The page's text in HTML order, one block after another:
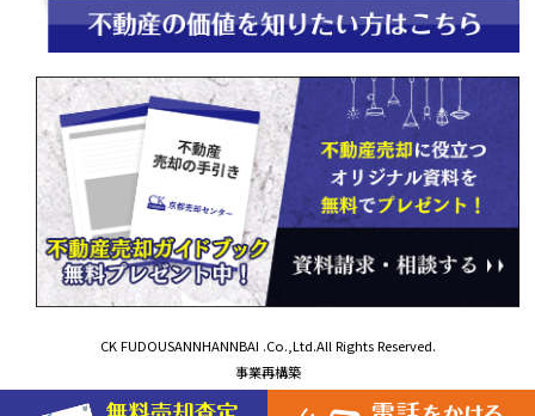
CK FUDOUSANNHANNBAI .Co.,Ltd.All Rights Reserved.
事業再構築